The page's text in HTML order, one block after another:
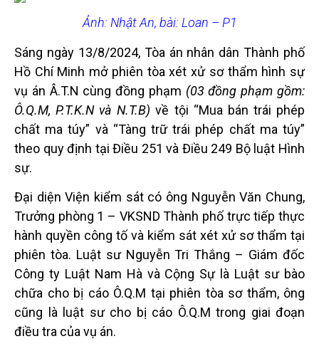
Ảnh: Nhật An, bài: Loan – P1
Sáng ngày 13/8/2024, Tòa án nhân dân Thành phố
Hồ Chí Minh mở phiên tòa xét xử sơ thẩm hình sự
vụ án Â.T.N cùng đồng phạm (03 đồng phạm gồm:
Ô.Q.M, P.T.K.N và N.T.B) về tội “Mua bán trái phép
chất ma túy” và “Tàng trữ trái phép chất ma túy”
theo quy định tại Điều 251 và Điều 249 Bộ luật Hình
sự.
Đại diện Viện kiểm sát có ông Nguyễn Văn Chung,
Trưởng phòng 1 – VKSND Thành phố trực tiếp thực
hành quyền công tố và kiểm sát xét xử sơ thẩm tại
phiên tòa. Luật sư Nguyễn Tri Thắng – Giám đốc
Công ty Luật Nam Hà và Cộng Sự là Luật sư bào
chữa cho bị cáo Ô.Q.M tại phiên tòa sơ thẩm, ông
cũng là luật sư cho bị cáo Ô.Q.M trong giai đoạn
điều tra của vụ án.